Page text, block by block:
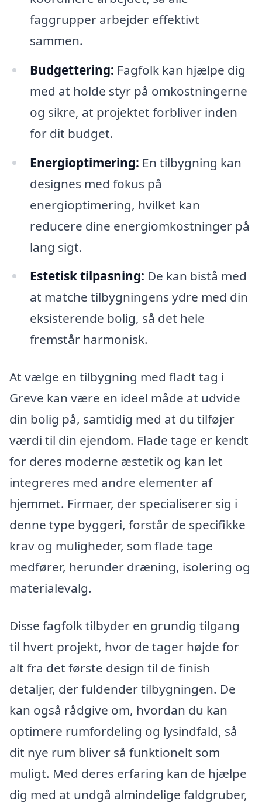
faggrupper arbejder effektivt
sammen.
Budgettering: Fagfolk kan hjælpe dig
med at holde styr på omkostningerne
og sikre, at projektet forbliver inden
for dit budget.
Energioptimering: En tilbygning kan
designes med fokus på
energioptimering, hvilket kan
reducere dine energiomkostninger på
lang sigt.
Estetisk tilpasning: De kan bistå med
at matche tilbygningens ydre med din
eksisterende bolig, så det hele
fremstår harmonisk.
At vælge en tilbygning med fladt tag i
Greve kan være en ideel måde at udvide
din bolig på, samtidig med at du tilføjer
værdi til din ejendom. Flade tage er kendt
for deres moderne æstetik og kan let
integreres med andre elementer af
hjemmet. Firmaer, der specialiserer sig i
denne type byggeri, forstår de specifikke
krav og muligheder, som flade tage
medfører, herunder dræning, isolering og
materialevalg.
Disse fagfolk tilbyder en grundig tilgang
til hvert projekt, hvor de tager højde for
alt fra det første design til de finish
detaljer, der fuldender tilbygningen. De
kan også rådgive om, hvordan du kan
optimere rumfordeling og lysindfald, så
dit nye rum bliver så funktionelt som
muligt. Med deres erfaring kan de hjælpe
dig med at undgå almindelige faldgruber,